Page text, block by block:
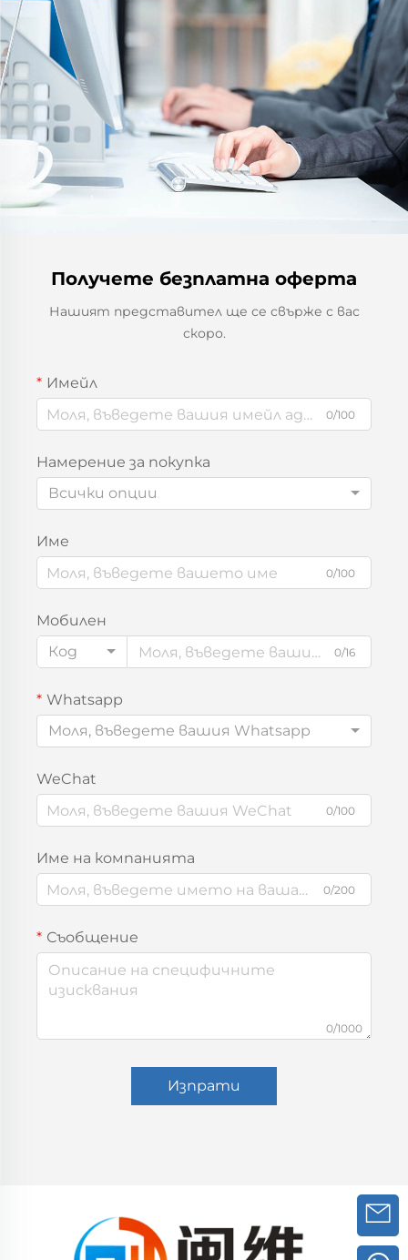
Получете безплатна оферта
Нашият представител ще се свърже с вас
скоро.
Имейл
0/100
Намерение за покупка
Всички опции
Име
0/100
Мобилен
Код
0/16
Whatsapp
Моля, въведете вашия Whatsapp
WeChat
0/100
Име на компанията
0/200
Съобщение
0/1000
Изпрати